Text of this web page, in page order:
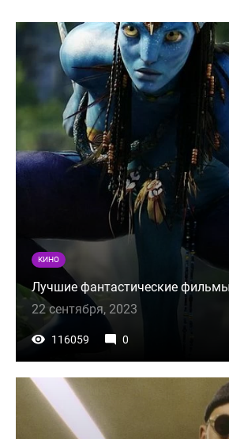
КИНО
Лучшие фантастические
22 сентября, 2023
116059 0